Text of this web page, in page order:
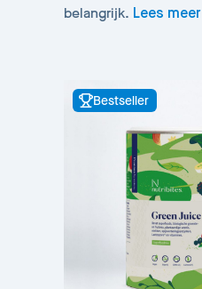
belangrijk. Lees meer
Bestseller